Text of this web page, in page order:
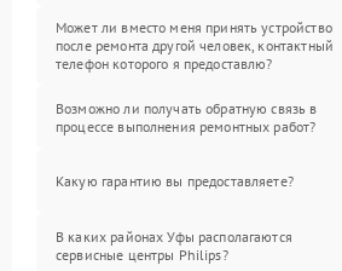
Может ли вместо меня принять устройство
после ремонта другой человек, контактный
телефон которого я предоставлю?
Возможно ли получать обратную связь в
процессе выполнения ремонтных работ?
Какую гарантию вы предоставляете?
В каких районах Уфы располагаются
сервисные центры Philips?